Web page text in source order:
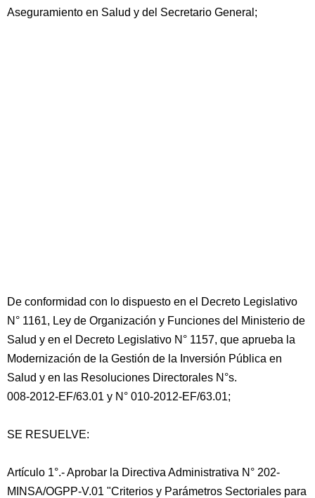
Aseguramiento en Salud y del Secretario General;
De conformidad con lo dispuesto en el Decreto Legislativo
N° 1161, Ley de Organización y Funciones del Ministerio de
Salud y en el Decreto Legislativo N° 1157, que aprueba la
Modernización de la Gestión de la Inversión Pública en
Salud y en las Resoluciones Directorales N°s.
008-2012-EF/63.01 y N° 010-2012-EF/63.01;
SE RESUELVE:
Artículo 1°.- Aprobar la Directiva Administrativa N° 202-
MINSA/OGPP-V.01 "Criterios y Parámetros Sectoriales para